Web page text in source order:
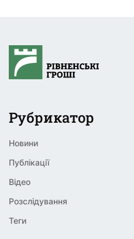
Рубрикатор
Новини
Публікації
Відео
Розслідування
Теги